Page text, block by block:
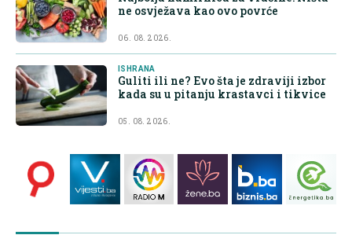
ne osvježava kao ovo povrće
06. 08. 2026.
ISHRANA
Guliti ili ne? Evo šta je zdraviji izbor
kada su u pitanju krastavci i tikvice
05. 08. 2026.